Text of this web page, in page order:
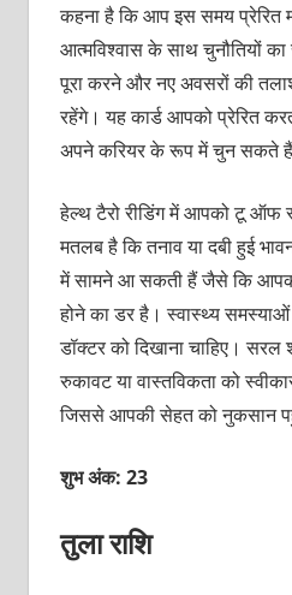
कहना है कि आप इस समय
आत्‍मविश्‍वास के साथ चुनौतियों
पूरा करने और नए अवसरों की
रहेंगे। यह कार्ड आपको प्रेरित
अपने करियर के रूप में चुन सकते
हेल्‍थ टैरो रीडिंग में आपको टू ऑफ
मतलब है कि तनाव या दबी हुई
में सामने आ सकती हैं जैसे कि
होने का डर है। स्‍वास्‍थ्‍य
डॉक्‍टर को दिखाना चाहिए।
रुकावट या वास्‍तविकता को
जिससे आपकी सेहत को नुकसान
शुभ अंक: 23
तुला राशि